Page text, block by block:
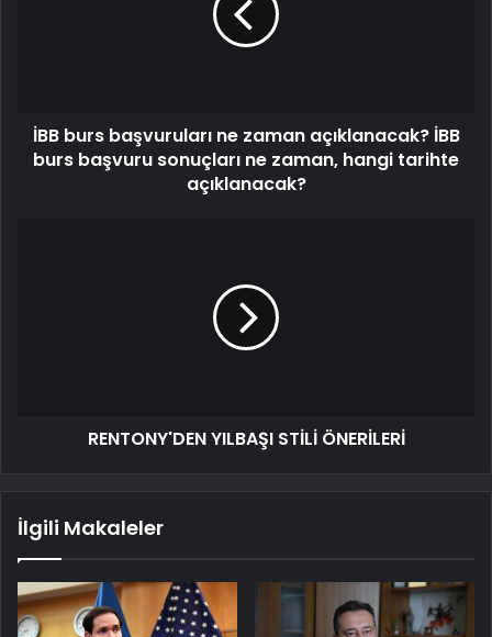
İBB burs başvuruları ne zaman açıklanacak? İBB
burs başvuru sonuçları ne zaman, hangi tarihte
açıklanacak?
RENTONY'DEN YILBAŞI STİLİ ÖNERİLERİ
İlgili Makaleler